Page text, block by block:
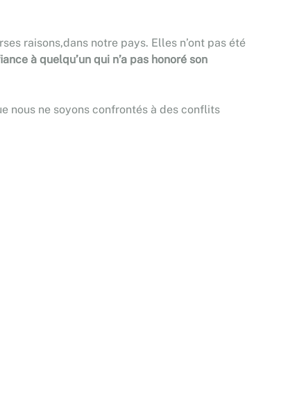
raisons,dans notre pays. Elles n’ont pas été
à quelqu’un qui n’a pas honoré son
nous ne soyons confrontés à des conflits